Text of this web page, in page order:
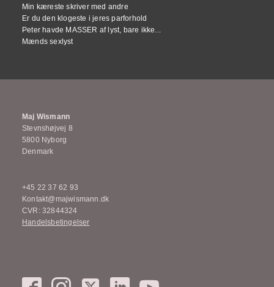
Min kæreste skriver med andre
Er du den klogeste i jeres parforhold
Peter havde MASSER af lyst, bare ikke...
Mænds sexlyst
Maj Wismann
Stevnshøjvej 8
5800 Nyborg
Denmark
+45 22 37 62 93
Kontakt@majwismann.dk
CVR: 32844324
Handelsbetingelser